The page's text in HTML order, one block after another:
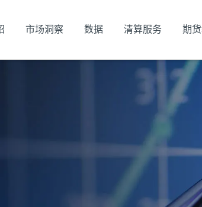
市场洞察 数据 清算服务 期